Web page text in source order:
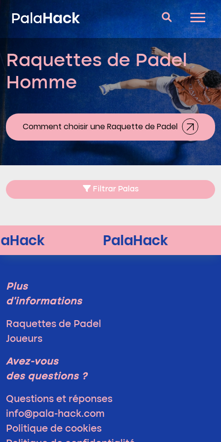
PalaHack
Raquettes de Padel
Questions et réponses
Comparateur
Blog
Raquettes de Padel
Homme
Comment choisir une Raquette de Padel
Filtrar Palas
Plus
d'informations
Raquettes de Padel
Joueurs
Avez-vous
des questions ?
Questions et réponses
info@pala-hack.com
Politique de cookies